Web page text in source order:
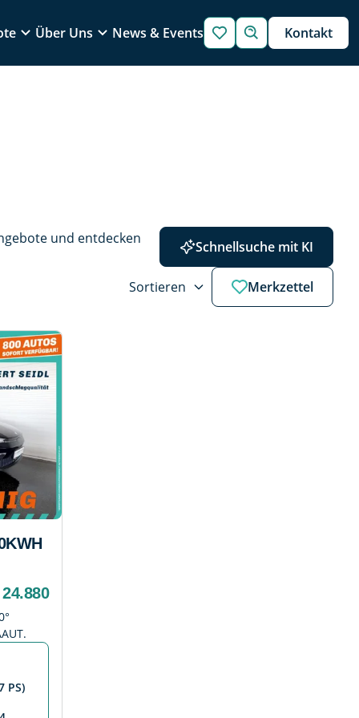
Über Uns News & Events Kontakt
und entdecken Schnellsuche mit KI
Merkzettel
Sortieren
PS)